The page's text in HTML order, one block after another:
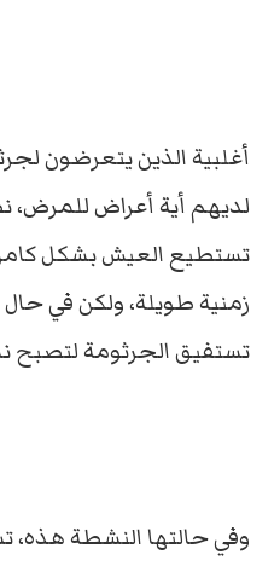
أغلبية الذين يتعرضون
لديهم أية أعراض للمرض،
تستطيع العيش بشكل
زمنية طويلة، ولكن في
تستفيق الجرثومة لتصبح
وفي حالتها النشطة